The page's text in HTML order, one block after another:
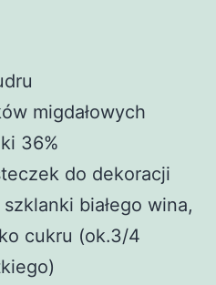
migdałowych
36%
do dekoracji
białego wina,
cukru (ok.3/4